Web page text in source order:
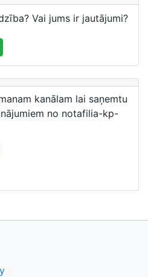
Vai jums ir jautājumi?
kanālam lai saņemtu
no notafilia-kp-